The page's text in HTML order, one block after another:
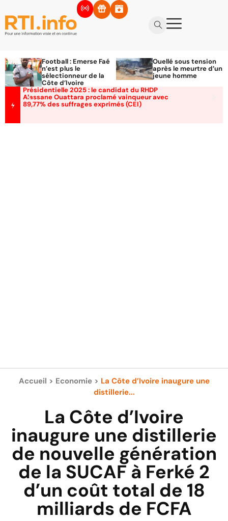
Football : Emerse Faé
n’est plus le
sélectionneur de la
Côte d’Ivoire
Ouellé sous tension
après le meurtre d’un
jeune homme
Présidentielle 2025 : le candidat du RHDP
Alassane Ouattara proclamé vainqueur avec
89,77% des suffrages exprimés (CEI)
Accueil > Economie> La Côte d’Ivoire inaugure une
distillerie...
La Côte d’Ivoire
inaugure une distillerie
de nouvelle génération
de la SUCAF à Ferké 2
d’un coût total de 18
milliards de FCFA